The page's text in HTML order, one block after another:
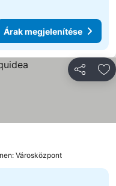
Árak megjelenítése
Városközpont